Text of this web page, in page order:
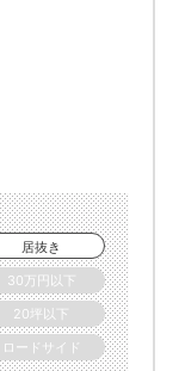
居抜き
30万円以下
20坪以下
ロードサイド